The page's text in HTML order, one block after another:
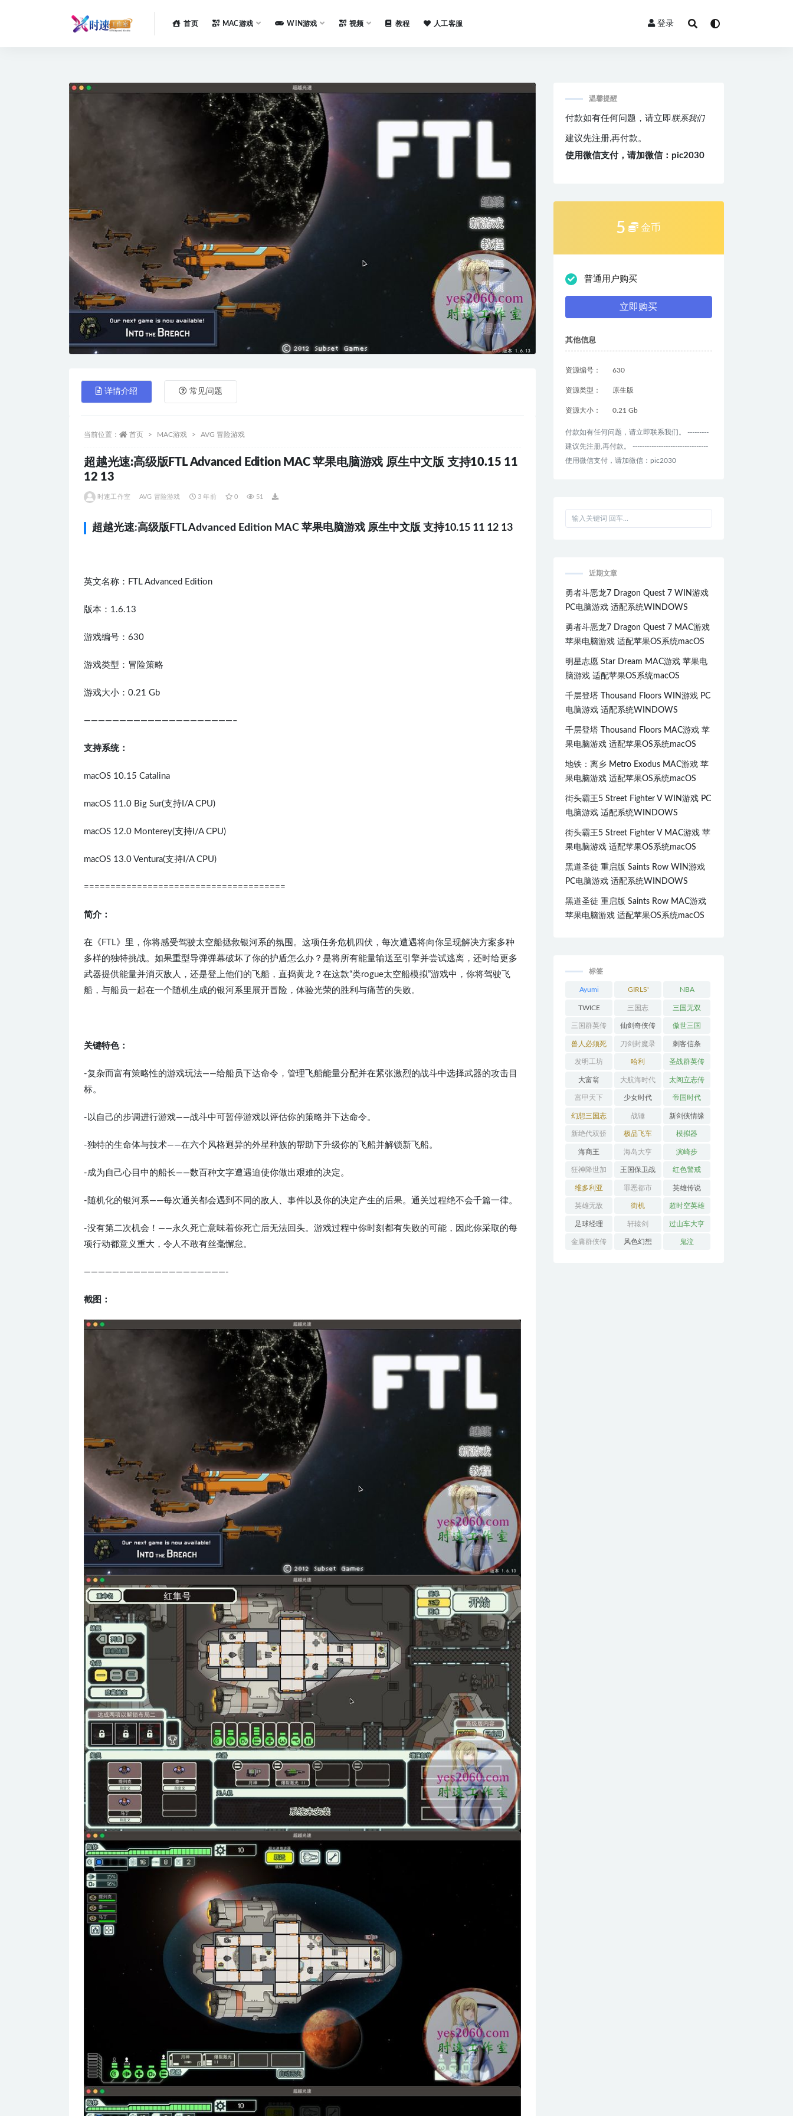
首页 MAC游戏 WIN游戏 视频 教程 人工客服 登录
详情介绍 常见问题
当前位置： 首页 MAC游戏 AVG 冒险游戏
超越光速:高级版FTL Advanced Edition MAC 苹果电脑游戏 原生中文版 支持10.15 11
12 13
时速工作室 AVG 冒险游戏 3 年前 0 51
超越光速:高级版FTL Advanced Edition MAC 苹果电脑游戏 原生中文版 支持10.15 11 12 13
英文名称：FTL Advanced Edition
版本：1.6.13
游戏编号：630
游戏类型：冒险策略
游戏大小：0.21 Gb
—————————————————————–
支持系统：
macOS 10.15 Catalina
macOS 11.0 Big Sur(支持I/A CPU)
macOS 12.0 Monterey(支持I/A CPU)
macOS 13.0 Ventura(支持I/A CPU)
======================================
简介：
在《FTL》里，你将感受驾驶太空船拯救银河系的氛围。这项任务危机四伏，每次遭遇将向你呈现解决方案多种
多样的独特挑战。如果重型导弹弹幕破坏了你的护盾怎么办？是将所有能量输送至引擎并尝试逃离，还时给更多
武器提供能量并消灭敌人，还是登上他们的飞船，直捣黄龙？在这款“类rogue太空船模拟”游戏中，你将驾驶飞
船，与船员一起在一个随机生成的银河系里展开冒险，体验光荣的胜利与痛苦的失败。
关键特色：
-复杂而富有策略性的游戏玩法——给船员下达命令，管理飞船能量分配并在紧张激烈的战斗中选择武器的攻击目
标。
-以自己的步调进行游戏——战斗中可暂停游戏以评估你的策略并下达命令。
-独特的生命体与技术——在六个风格迥异的外星种族的帮助下升级你的飞船并解锁新飞船。
-成为自己心目中的船长——数百种文字遭遇迫使你做出艰难的决定。
-随机化的银河系——每次通关都会遇到不同的敌人、事件以及你的决定产生的后果。通关过程绝不会千篇一律。
-没有第二次机会！——永久死亡意味着你死亡后无法回头。游戏过程中你时刻都有失败的可能，因此你采取的每
项行动都意义重大，令人不敢有丝毫懈怠。
————————————————————-
截图：
温馨提醒
付款如有任何问题，请立即联系我们
建议先注册,再付款。
使用微信支付，请加微信：pic2030
5 金币
普通用户购买
立即购买
其他信息
资源编号： 630
资源类型： 原生版
资源大小： 0.21 Gb
付款如有任何问题，请立即联系我们。 ---------
建议先注册,再付款。 --------------------------------
使用微信支付，请加微信：pic2030
近期文章
勇者斗恶龙7 Dragon Quest 7 WIN游戏
PC电脑游戏 适配系统WINDOWS
勇者斗恶龙7 Dragon Quest 7 MAC游戏
苹果电脑游戏 适配苹果OS系统macOS
明星志愿 Star Dream MAC游戏 苹果电
脑游戏 适配苹果OS系统macOS
千层登塔 Thousand Floors WIN游戏 PC
电脑游戏 适配系统WINDOWS
千层登塔 Thousand Floors MAC游戏 苹
果电脑游戏 适配苹果OS系统macOS
地铁：离乡 Metro Exodus MAC游戏 苹
果电脑游戏 适配苹果OS系统macOS
街头霸王5 Street Fighter V WIN游戏 PC
电脑游戏 适配系统WINDOWS
街头霸王5 Street Fighter V MAC游戏 苹
果电脑游戏 适配苹果OS系统macOS
黑道圣徒 重启版 Saints Row WIN游戏
PC电脑游戏 适配系统WINDOWS
黑道圣徒 重启版 Saints Row MAC游戏
苹果电脑游戏 适配苹果OS系统macOS
标签
Ayumi
Hamasaki
GIRLS'
GENERATI
ON
NBA
TWICE 三国志 三国无双
三国群英传 仙剑奇侠传 傲世三国
兽人必须死 刀剑封魔录 刺客信条
发明工坊 哈利 圣战群英传
大富翁 大航海时代 太阁立志传
富甲天下 少女时代 帝国时代
幻想三国志 战锤 新剑侠情缘
新绝代双骄 极品飞车 模拟器
海商王 海岛大亨 滨崎步
狂神降世加
强版
王国保卫战 红色警戒
维多利亚 罪恶都市 英雄传说
英雄无敌 街机 超时空英雄
传说3
足球经理 轩辕剑 过山车大亨
金庸群侠传 风色幻想 鬼泣